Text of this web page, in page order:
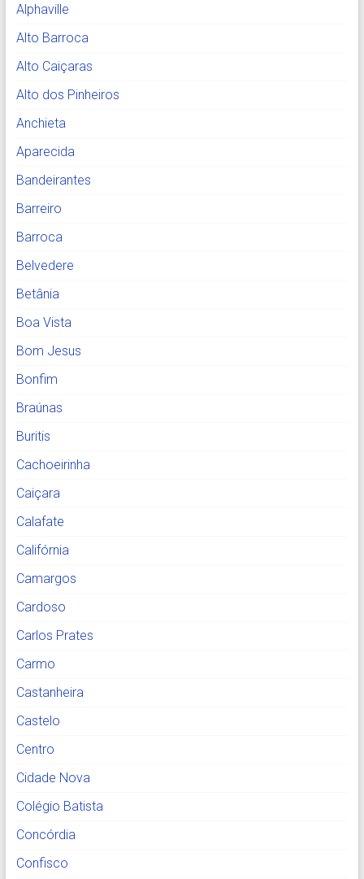
Alphaville
Alto Barroca
Alto Caiçaras
Alto dos Pinheiros
Anchieta
Aparecida
Bandeirantes
Barreiro
Barroca
Belvedere
Betânia
Boa Vista
Bom Jesus
Bonfim
Braúnas
Buritis
Cachoeirinha
Caiçara
Calafate
Califórnia
Camargos
Cardoso
Carlos Prates
Carmo
Castanheira
Castelo
Centro
Cidade Nova
Colégio Batista
Concórdia
Confisco